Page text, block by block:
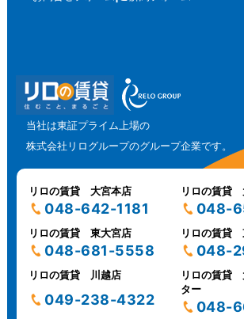
当社は東証プライム上場の
株式会社リログループのグループ企業です。
リロの賃貸 大宮本店
048-642-1181
リロの賃貸
048-
リロの賃貸 東大宮店
048-681-5558
リロの賃貸
048-
リロの賃貸 川越店
049-238-4322
リロの賃貸
ター
048-